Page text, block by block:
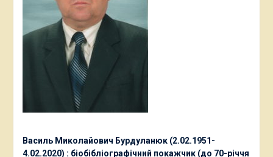
Василь Миколайович Бурдуланюк (2.02.1951-
4.02.2020) : біобібліографічний покажчик (до 70-річчя